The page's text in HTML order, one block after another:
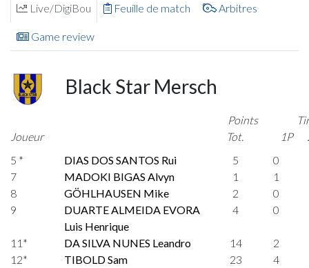
Live/DigiBou Feuille de match Arbitres
Game review
Black Star Mersch
Joueur
Points
Tot.
1P
5 *
DIAS DOS SANTOS Rui 5
0
7
MADOKI BIGAS Alvyn 1
1
8
GÖHLHAUSEN Mike 2
0
9
DUARTE ALMEIDA EVORA
Luis Henrique
4 0
11* DA SILVA NUNES Leandro 14
2
12*
TIBOLD Sam 23
4